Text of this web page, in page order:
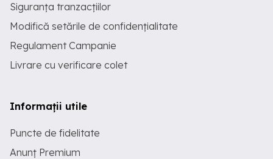
Siguranța tranzacțiilor
Modifică setările de confidențialitate
Regulament Campanie
Livrare cu verificare colet
Informații utile
Puncte de fidelitate
Anunț Premium